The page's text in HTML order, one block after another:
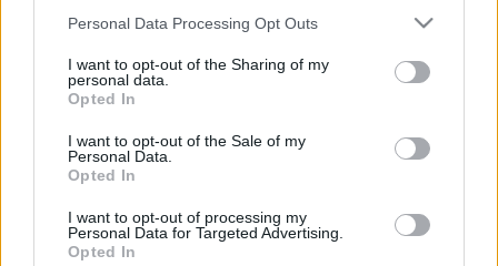
Please note that this website/app uses one or more Google
not limited to your visit or usage behaviour. You may click to
grant or deny consent to Google and its third-party tags to
use your data for below specified purposes in below Google
consent section.
Personal Data Processing Opt Outs
I want to opt-out of the Sharing of my
personal data.
Opted In
I want to opt-out of the Sale of my
Personal Data.
Opted In
I want to opt-out of processing my
Personal Data for Targeted Advertising.
Opted In
mondani, hogy szintén jó, de ez nézőpont kérdése.
Van mit nézni rajta, az biztos, de nagyjából olyan,
mintha valaki benyelt volna egy borítéknyi lsd-t,
aztán jött belőle szabadon minden. Leginkább
ijesztő képek. Tessék megnézni, érdemes!
Címkék:jazz rock